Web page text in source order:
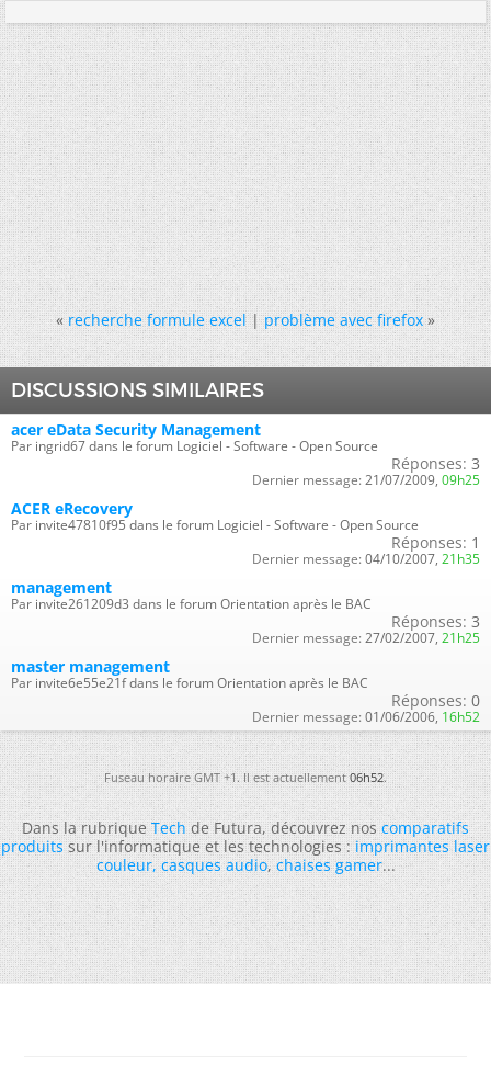
« recherche formule excel|problème avec firefox »
DISCUSSIONS SIMILAIRES
acer eData Security Management
Par ingrid67 dans le forum Logiciel - Software - Open Source
Réponses: 3
Dernier message: 21/07/2009, 09h25
ACER eRecovery
Par invite47810f95 dans le forum Logiciel - Software - Open Source
Réponses: 1
Dernier message: 04/10/2007, 21h35
management
Par invite261209d3 dans le forum Orientation après le BAC
Réponses: 3
Dernier message: 27/02/2007, 21h25
master management
Par invite6e55e21f dans le forum Orientation après le BAC
Réponses: 0
Dernier message: 01/06/2006, 16h52
Fuseau horaire GMT +1. Il est actuellement06h52.
Dans la rubriqueTechde Futura, découvrez noscomparatifs
produitssur l'informatique et les technologies :imprimantes laser
couleur,casques audio,chaises gamer...